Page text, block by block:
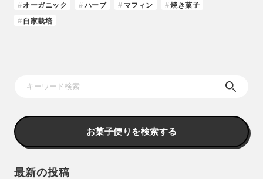
オーガニック ハーブ マフィン
焼き菓子
自家栽培
お菓子便りを検索する
最新の投稿